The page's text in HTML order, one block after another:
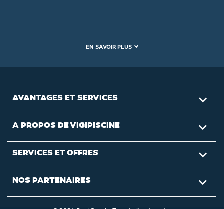
EN SAVOIR PLUS
AVANTAGES ET SERVICES 
A PROPOS DE VIGIPISCINE 
SERVICES ET OFFRES 
NOS PARTENAIRES 